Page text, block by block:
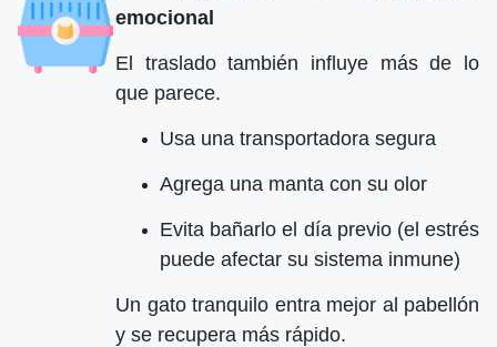
emocional
El traslado también influye más de lo
que parece.
Usa una transportadora segura
Agrega una manta con su olor
Evita bañarlo el día previo (el estrés
puede afectar su sistema inmune)
Un gato tranquilo entra mejor al pabellón
y se recupera más rápido.